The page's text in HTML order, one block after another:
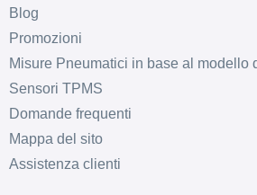
Blog
Promozioni
Misure Pneumatici in base al modello
Sensori TPMS
Domande frequenti
Mappa del sito
Assistenza clienti